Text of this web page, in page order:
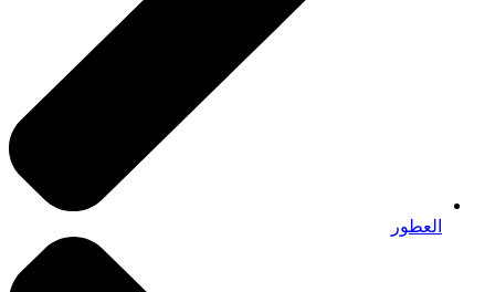
العطور